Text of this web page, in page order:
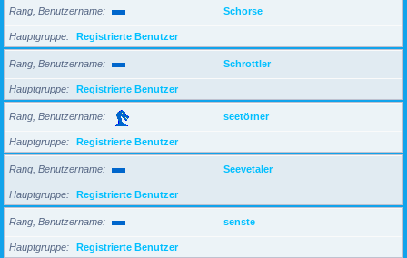
Rang, Benutzername Schorse
Hauptgruppe Registrierte Benutzer
Rang, Benutzername Schrottler
Hauptgruppe Registrierte Benutzer
Rang, Benutzername seetörner
Hauptgruppe Registrierte Benutzer
Rang, Benutzername Seevetaler
Hauptgruppe Registrierte Benutzer
Rang, Benutzername senste
Hauptgruppe Registrierte Benutzer